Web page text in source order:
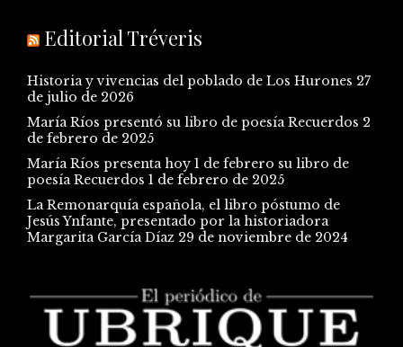
Editorial Tréveris
Historia y vivencias del poblado de Los Hurones 27
de julio de 2026
María Ríos presentó su libro de poesía Recuerdos 2
de febrero de 2025
María Ríos presenta hoy 1 de febrero su libro de
poesía Recuerdos 1 de febrero de 2025
La Remonarquía española, el libro póstumo de
Jesús Ynfante, presentado por la historiadora
Margarita García Díaz 29 de noviembre de 2024